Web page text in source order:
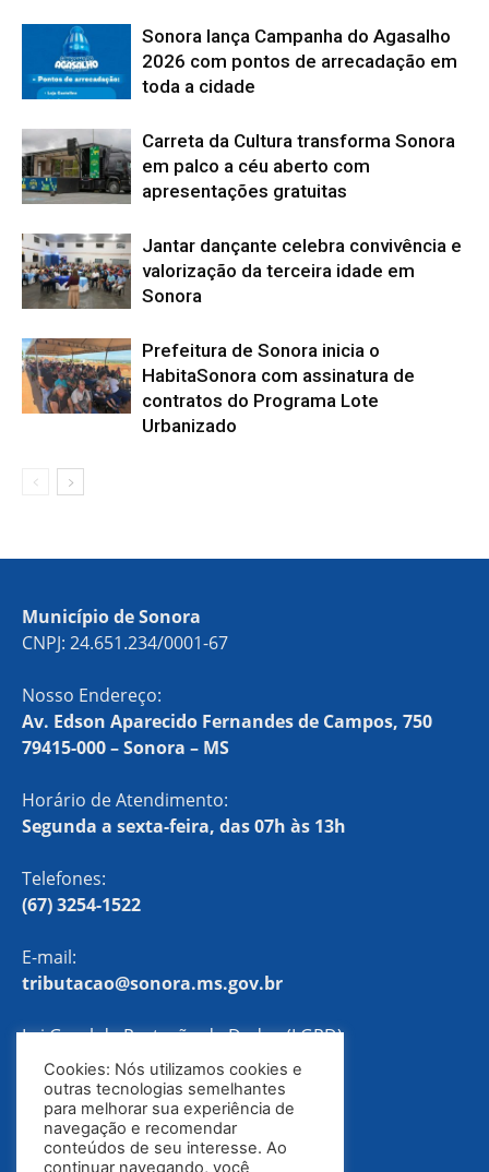
Sonora lança Campanha do Agasalho
2026 com pontos de arrecadação em
toda a cidade
Carreta da Cultura transforma Sonora
em palco a céu aberto com
apresentações gratuitas
Jantar dançante celebra convivência e
valorização da terceira idade em
Sonora
Prefeitura de Sonora inicia o
HabitaSonora com assinatura de
contratos do Programa Lote
Urbanizado
Município de Sonora
CNPJ: 24.651.234/0001-67
Nosso Endereço:
Av. Edson Aparecido Fernandes de Campos, 750
79415-000 – Sonora – MS
Horário de Atendimento:
Segunda a sexta-feira, das 07h às 13h
Telefones:
(67) 3254-1522
E-mail:
tributacao@sonora.ms.gov.br
Lei Geral de Proteção de Dados (LGPD)
Política de Privacidade
Cookies: Nós utilizamos cookies e
outras tecnologias semelhantes
para melhorar sua experiência de
navegação e recomendar
conteúdos de seu interesse. Ao
continuar navegando, você